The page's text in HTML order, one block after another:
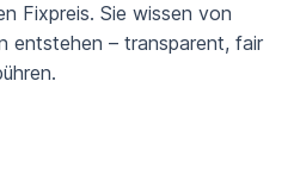
Fixpreis. Sie wissen von
entstehen – transparent, fair